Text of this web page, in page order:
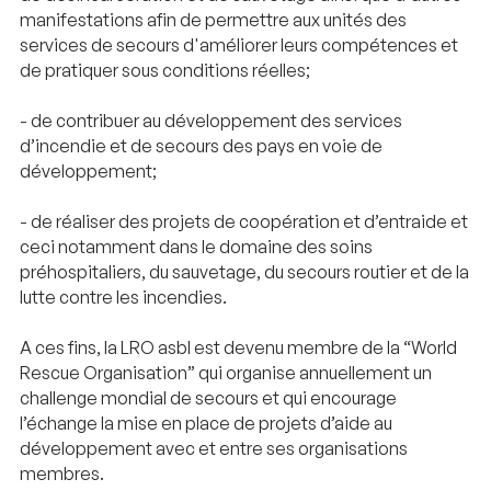
manifestations afin de permettre aux unités des
services de secours d'améliorer leurs compétences et
de pratiquer sous conditions réelles;
- de contribuer au développement des services
d’incendie et de secours des pays en voie de
développement;
- de réaliser des projets de coopération et d’entraide et
ceci notamment dans le domaine des soins
préhospitaliers, du sauvetage, du secours routier et de la
lutte contre les incendies.
A ces fins, la LRO asbl est devenu membre de la “World
Rescue Organisation” qui organise annuellement un
challenge mondial de secours et qui encourage
l’échange la mise en place de projets d’aide au
développement avec et entre ses organisations
membres.